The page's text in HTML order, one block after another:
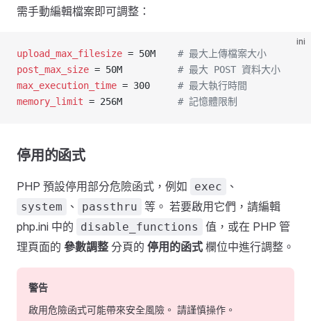
需手動編輯檔案即可調整：
ini
upload_max_filesize = 50M # 最大上傳檔案大小
post_max_size = 50M # 最大 POST 資料大小
max_execution_time = 300 # 最大執行時間
memory_limit = 256M # 記憶體限制
停用的函式
PHP 預設停用部分危險函式，例如 exec 、
system 、 passthru 等。 若要啟用它們，請編輯
php.ini 中的
disable_functions
值，或在 PHP 管
理頁面的 參數調整 分頁的 停用的函式 欄位中進行調整。
警告
啟用危險函式可能帶來安全風險。 請謹慎操作。